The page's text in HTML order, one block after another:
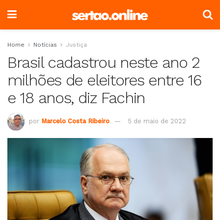
Home Notícias Justiça
Brasil cadastrou neste ano 2
milhões de eleitores entre 16
e 18 anos, diz Fachin
por Marcelo Costa Ribeiro 5 de maio de 2022